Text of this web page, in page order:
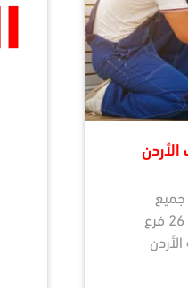
محافظات الأردن لدينا اكتر من 26 فرع